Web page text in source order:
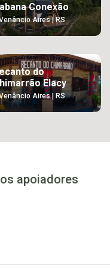
Conexão
Aires | RS
do
Elacy
Aires | RS
apoiadores